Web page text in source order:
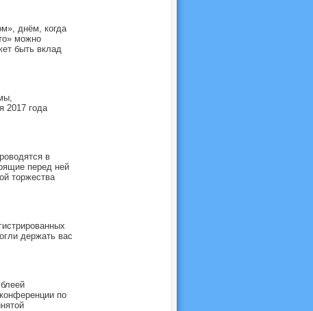
днём, когда
можно
быть вклад
2017 года
в
перед ней
торжества
держать вас
по